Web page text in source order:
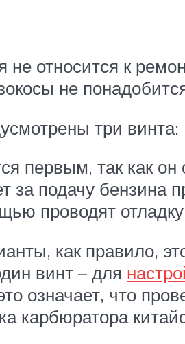
не относится к
не
три винта:
первым, так как
за подачу бензина
проводят отладку
как правило,
винт – для
означает, что
карбюратора